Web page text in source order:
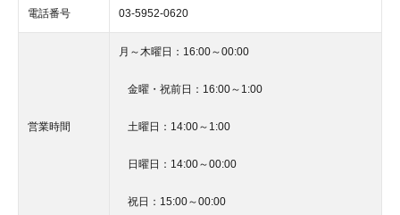
電話番号 03-5952-0620
営業時間
月～木曜日：16:00～00:00
金曜・祝前日：16:00～1:00
土曜日：14:00～1:00
日曜日：14:00～00:00
祝日：15:00～00:00